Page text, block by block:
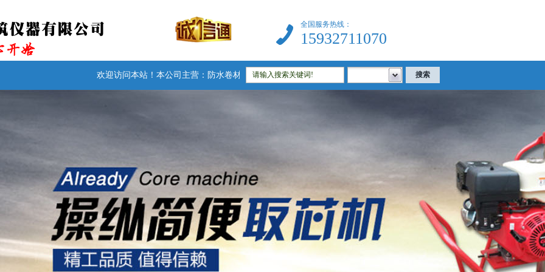
全国服务热线：
15932711070
欢迎访问本站！本公司主营：防水卷材检测仪器|建筑试验仪器|公路试验仪器|土工试验仪器|沥青试验仪器|混凝土试验仪器